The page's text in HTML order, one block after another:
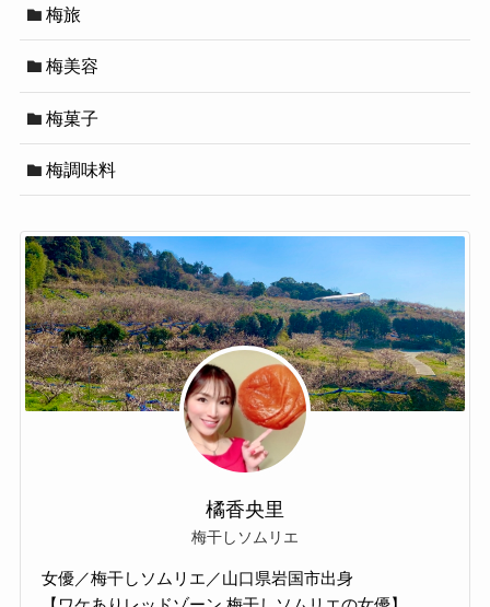
梅旅
梅美容
梅菓子
梅調味料
橘香央里
梅干しソムリエ
女優／梅干しソムリエ／山口県岩国市出身